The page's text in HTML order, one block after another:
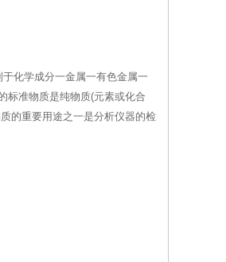
化学成分一金属一有色金属一
标准物质是纯物质(元素或化合
的重要用途之一是分析仪器的检